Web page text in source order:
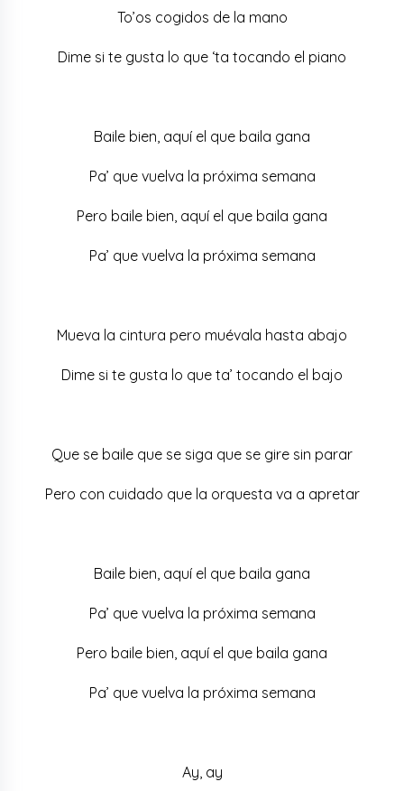
To’os cogidos de la mano
Dime si te gusta lo que ‘ta tocando el piano
Baile bien, aquí el que baila gana
Pa’ que vuelva la próxima semana
Pero baile bien, aquí el que baila gana
Pa’ que vuelva la próxima semana
Mueva la cintura pero muévala hasta abajo
Dime si te gusta lo que ta’ tocando el bajo
Que se baile que se siga que se gire sin parar
Pero con cuidado que la orquesta va a apretar
Baile bien, aquí el que baila gana
Pa’ que vuelva la próxima semana
Pero baile bien, aquí el que baila gana
Pa’ que vuelva la próxima semana
Ay, ay